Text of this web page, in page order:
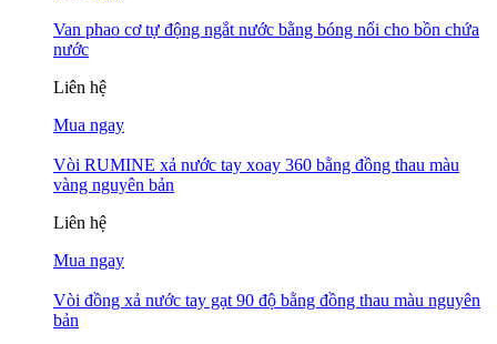
Van phao cơ tự động ngắt nước bằng bóng nổi cho bồn chứa
nước
Liên hệ
Mua ngay
Vòi RUMINE xả nước tay xoay 360 bằng đồng thau màu
vàng nguyên bản
Liên hệ
Mua ngay
Vòi đồng xả nước tay gạt 90 độ bằng đồng thau màu nguyên
bản